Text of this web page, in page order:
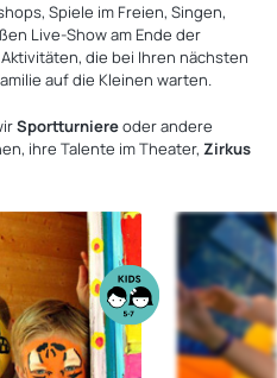
Spiele im Freien, Singen,
Live-Show am Ende der
die bei Ihren nächsten
auf die Kleinen warten.
Sportturniereoder andere
ihre Talente im Theater, Zirkus